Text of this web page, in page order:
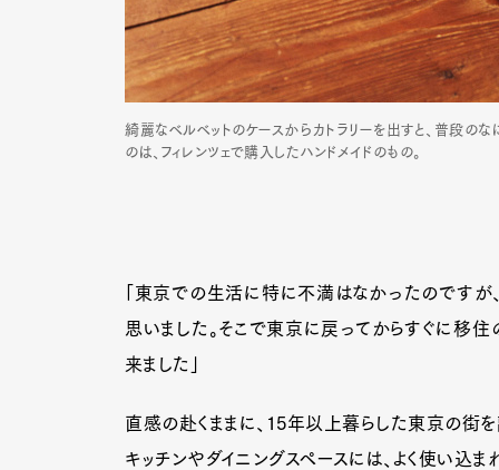
Pen
綺麗なベルベットのケースからカトラリーを出すと、普段の
のは、フィレンツェで購入したハンドメイドのもの。
「東京での生活に特に不満はなかったのですが
思いました。そこで東京に戻ってからすぐに移
来ました」
直感の赴くままに、15年以上暮らした東京の街
キッチンやダイニングスペースには、よく使い込